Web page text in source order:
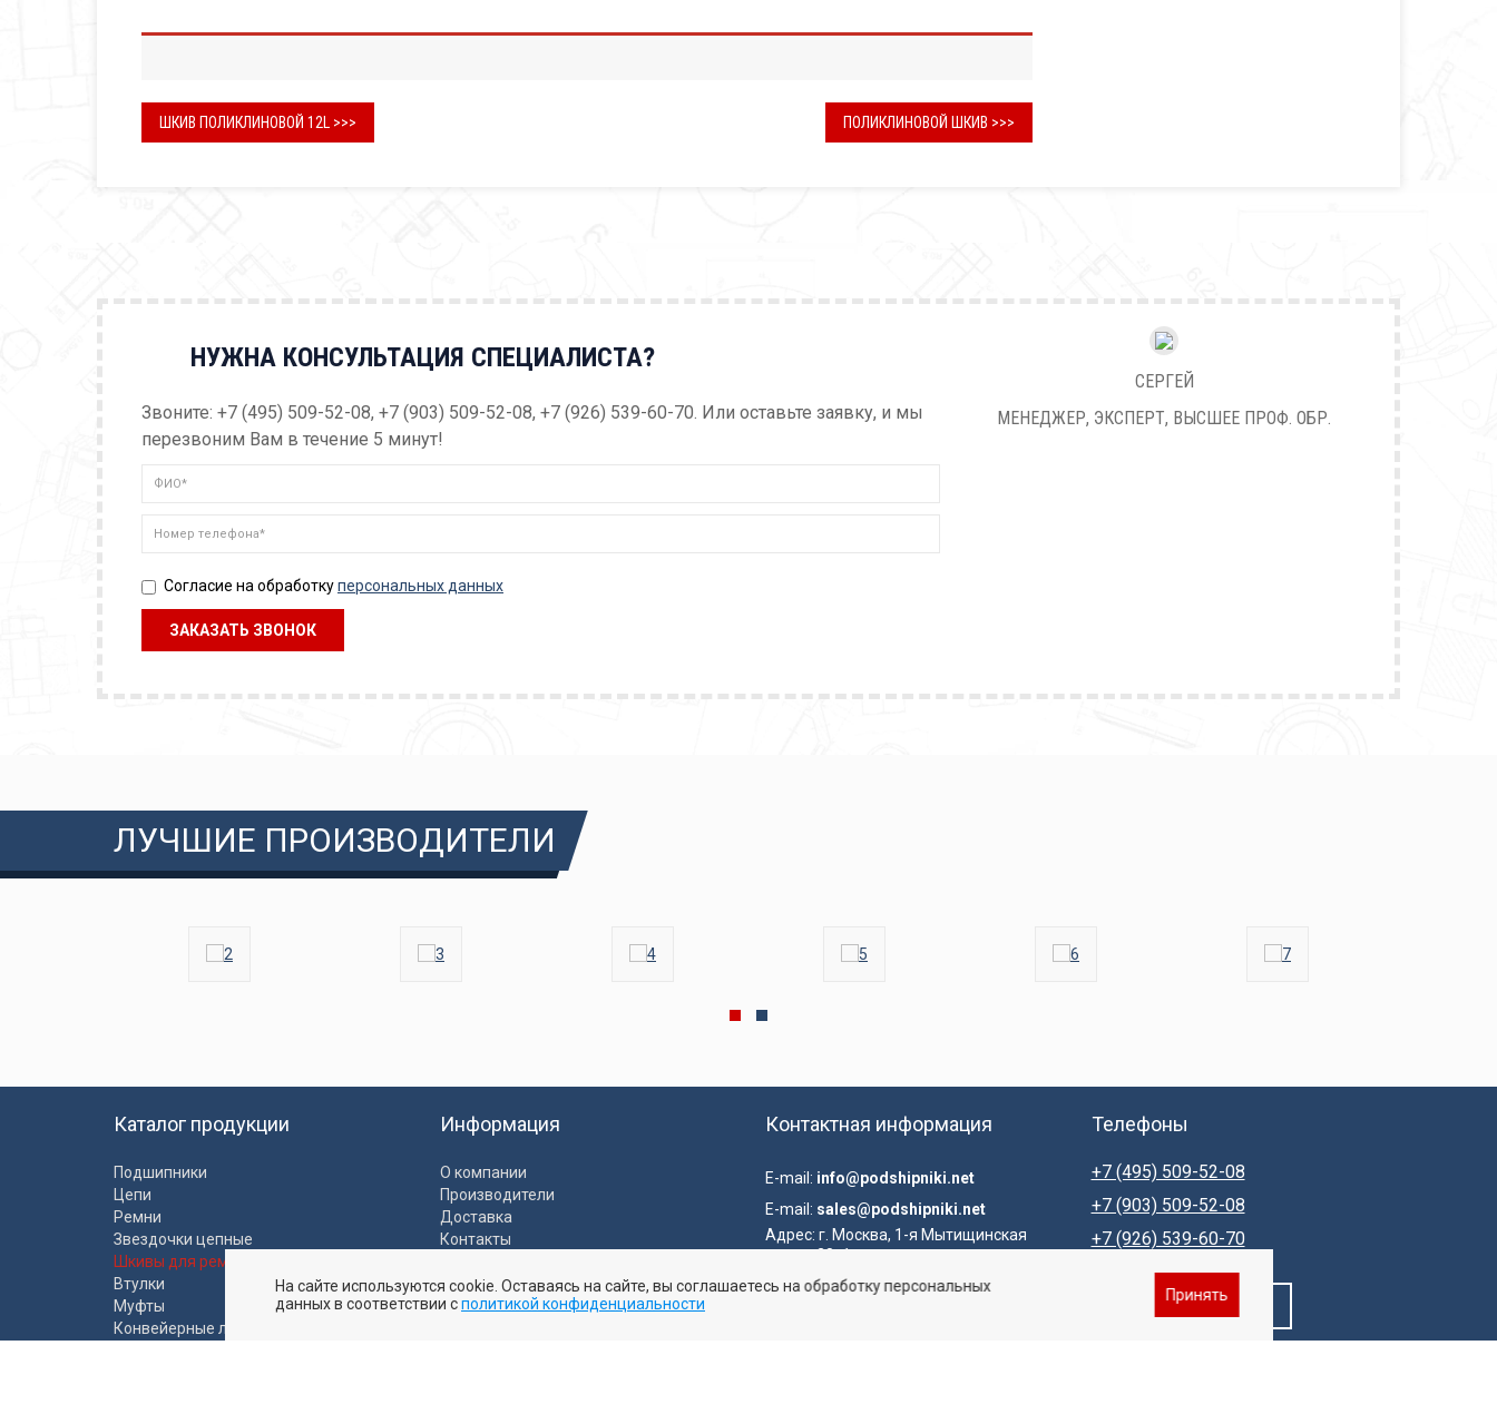
ШКИВ ПОЛИКЛИНОВОЙ 12L >>> ПОЛИКЛИНОВОЙ ШКИВ >>>
НУЖНА КОНСУЛЬТАЦИЯ СПЕЦИАЛИСТА?
Звоните: +7 (495) 509-52-08, +7 (903) 509-52-08, +7 (926) 539-60-70. Или оставьте заявку, и мы
перезвоним Вам в течение 5 минут!
Согласие на обработкуперсональных данных
СЕРГЕЙ
МЕНЕДЖЕР, ЭКСПЕРТ, ВЫСШЕЕ ПРОФ. ОБР.
ЛУЧШИЕ ПРОИЗВОДИТЕЛИ
Каталог продукции
Подшипники
Цепи
Ремни
Звездочки цепные
Шкивы для ремней
Втулки
Муфты
Конвейерные ленты
Информация
О компании
Производители
Доставка
Контакты
Пользовательское соглашение
Контактная информация
E-mail: info@podshipniki.net
E-mail: sales@podshipniki.net
Адрес: г. Москва, 1-я Мытищинская
улица, 28с1
Телефоны
+7 (495) 509-52-08
+7 (903) 509-52-08
+7 (926) 539-60-70
Заказать звонок
На сайте используются cookie. Оставаясь на сайте, вы соглашаетесь на обработку персональных
данных в соответствии сполитикой конфиденциальности Принять